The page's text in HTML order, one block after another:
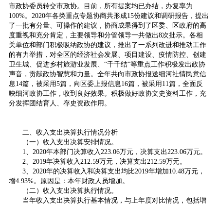
市政协委员转交市政协。目前，所有提案均已办结，办复率为
100%。2020年各类重点专题协商共形成15份建议和调研报告，提出
了一批有分量、可操作的建议，协商成果得到了区委、区政府的高
度重视和充分肯定，主要领导和分管领导一共做出8次批示。各相
关单位和部门积极吸纳政协的建议，推出了一系列改进和推动工作
的有力举措，对全区的经济社会发展、项目建设、疫情防控、创建
卫生城、促进乡村旅游业发展、“千千结”等重点工作积极发出政协
声音，贡献政协智慧和力量。全年共向市政协报送细河社情民意信
息14篇，被采用5篇，向区委上报信息16篇，被采用11篇，全面反
映细河政协工作，收到良好效果。积极做好政协文史资料工作，充
分发挥团结育人、存史资政作用。
二、收入支出决算执行情况分析
（一）收入支出决算安排情况。
1、2020年本部门决算收入223.06万元，决算支出223.06万元。
2、2019年决算收入212.59万元，决算支出212.59万元。
3、2020年的决算收入和决算支出均比2019年增加10.48万元，
增4.93%。原因是：本年财政人员增加。
（二）收入支出决算执行情况。
当年收入支出决算执行基本情况，与上年度对比情况，包括增